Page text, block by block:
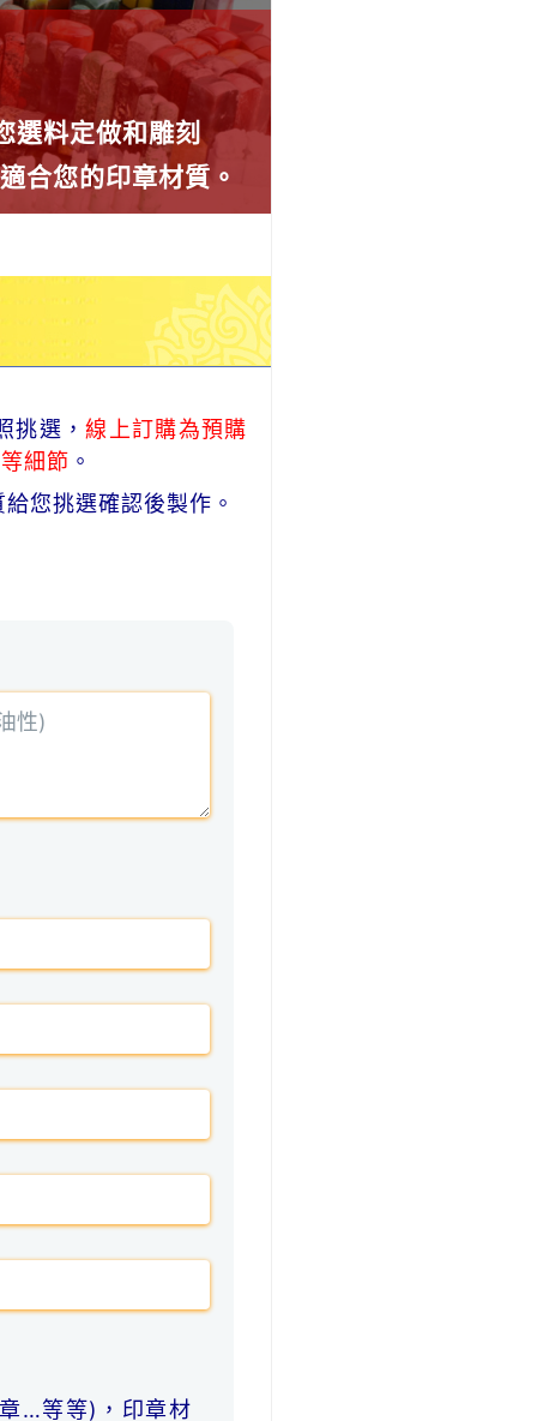
選料定做和雕刻
合您的印章材質。
挑選，線上訂購為預購
細節 。
您挑選確認後製作。
…等等)，印章材